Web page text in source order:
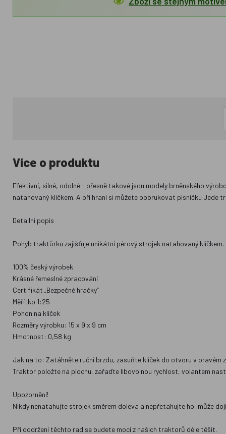
Více o produktu
Efektivní, silné, odolné - přesně takové jsou modely brněnského
natahovaný klíčkem. A při hraní si můžete pobrukovat písničku Jede
Detailní popis
Pohyb traktůrku zajišťuje unikátní pérový strojek natahovaný
100% český výrobek
Krásné řemeslné zpracování
Certifikát „Bezpečné hračky“
Měřítko 1:25
Pohon na klíček
Rozměry výrobku: 15 x 9 x 9 cm
Hmotnost: 0,58 kg
Jak na to: Zatáhněte ruční brzdu, zasuňte klíček do otvoru v pravém
Traktor položte na plochu, zařaďte libovolnou rychlost, volantem
Upozornění!
Nikdy nenatahujte strojek směrem doleva a nepřetahujte ho, může
Při dodržení těchto rad se budete moci z našich traktorů déle těšit.